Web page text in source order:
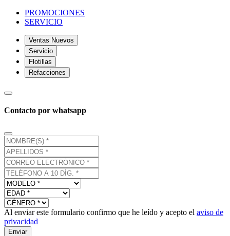
PROMOCIONES
SERVICIO
Ventas Nuevos
Servicio
Flotillas
Refacciones
Contacto por whatsapp
Al enviar este formulario confirmo que he leído y acepto el aviso de
privacidad
Enviar